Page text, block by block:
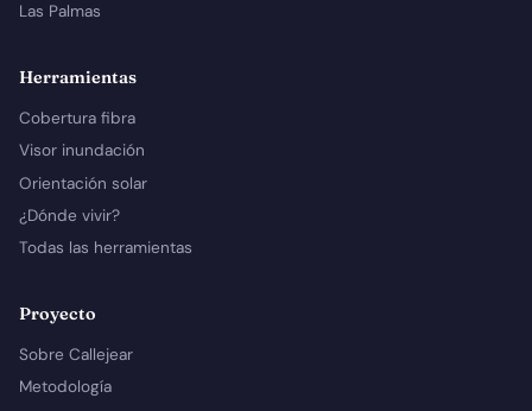
Las Palmas
Herramientas
Cobertura fibra
Visor inundación
Orientación solar
¿Dónde vivir?
Todas las herramientas
Proyecto
Sobre Callejear
Metodología